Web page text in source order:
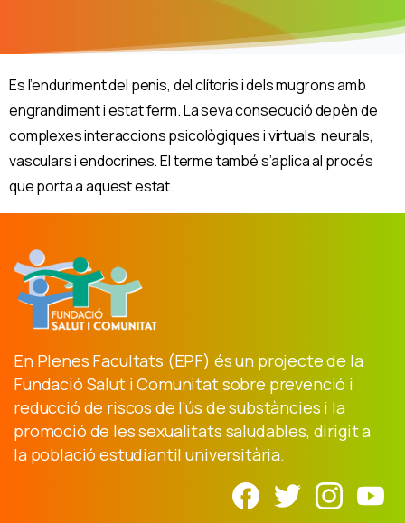
Es l’enduriment del penis, del clítoris i dels mugrons amb
engrandiment i estat ferm. La seva consecució depèn de
complexes interaccions psicològiques i virtuals, neurals,
vasculars i endocrines. El terme també s’aplica al procés
que porta a aquest estat.
En Plenes Facultats (EPF) és un projecte de la
Fundació Salut i Comunitat sobre prevenció i
reducció de riscos de l’ús de substàncies i la
promoció de les sexualitats saludables, dirigit a
la població estudiantil universitària.